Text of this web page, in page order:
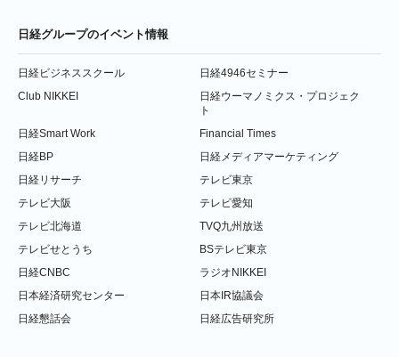
日経グループのイベント情報
日経ビジネススクール
日経4946セミナー
Club NIKKEI
日経ウーマノミクス・プロジェク
ト
日経Smart Work
Financial Times
日経BP
日経メディアマーケティング
日経リサーチ
テレビ東京
テレビ大阪
テレビ愛知
テレビ北海道
TVQ九州放送
テレビせとうち
BSテレビ東京
日経CNBC
ラジオNIKKEI
日本経済研究センター
日本IR協議会
日経懇話会
日経広告研究所